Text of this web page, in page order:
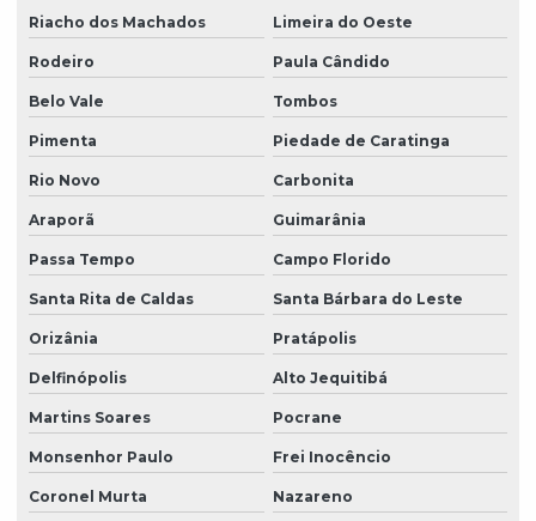
Riacho dos Machados Limeira do Oeste
Rodeiro Paula Cândido
Belo Vale Tombos
Pimenta Piedade de Caratinga
Rio Novo Carbonita
Araporã Guimarânia
Passa Tempo Campo Florido
Santa Rita de Caldas Santa Bárbara do Leste
Orizânia Pratápolis
Delfinópolis Alto Jequitibá
Martins Soares Pocrane
Monsenhor Paulo Frei Inocêncio
Coronel Murta Nazareno